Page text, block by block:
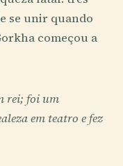
se unir quando
começou a
rei; foi um
em teatro e fez